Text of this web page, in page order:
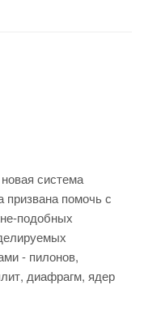
система
помочь с
подобных
- пилонов,
диафрагм, ядер